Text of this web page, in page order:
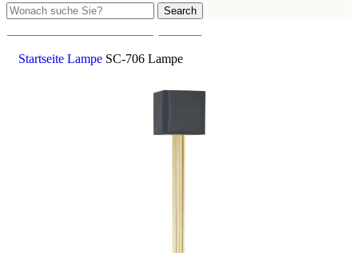
Search
Startseite Lampe SC-706 Lampe